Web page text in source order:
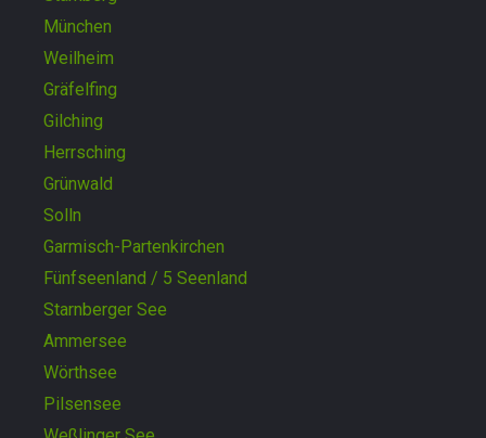
München
Weilheim
Gräfelfing
Gilching
Herrsching
Grünwald
Solln
Garmisch-Partenkirchen
Fünfseenland / 5 Seenland
Starnberger See
Ammersee
Wörthsee
Pilsensee